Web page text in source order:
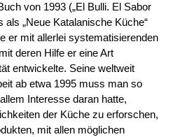
von 1993 („El Bulli. El Sabor
als „Neue Katalanische Küche“
er mit allerlei systematisierenden
deren Hilfe er eine Art
entwickelte. Seine weltweit
ab etwa 1995 muss man so
Interesse daran hatte,
der Küche zu erforschen,
mit allen möglichen